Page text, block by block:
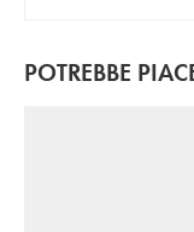
POTREBBE